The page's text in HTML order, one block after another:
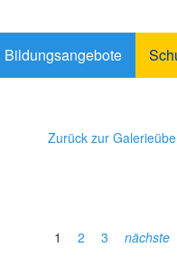
Bildungsangebote
Zurück zur
1 2 3 nächste